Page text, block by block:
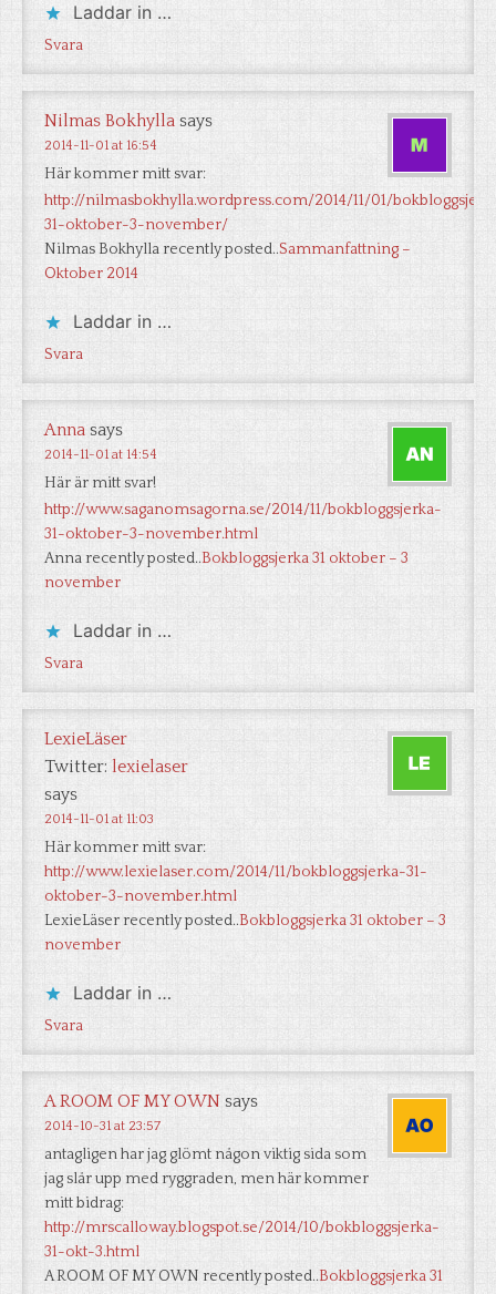
Laddar in …
Svara
Nilmas Bokhylla says
2014-11-01 at 16:54
Här kommer mitt svar:
http://nilmasbokhylla.wordpress.com/2014/11/01/
31-oktober-3-november/
Nilmas Bokhylla recently posted..Sammanfattning –
Oktober 2014
Laddar in …
Svara
Anna says
2014-11-01 at 14:54
Här är mitt svar!
http://www.saganomsagorna.se/2014/11/bokbloggsjerka-
31-oktober-3-november.html
Anna recently posted..Bokbloggsjerka 31 oktober – 3
november
Laddar in …
Svara
LexieLäser
Twitter: lexielaser
says
2014-11-01 at 11:03
Här kommer mitt svar:
http://www.lexielaser.com/2014/11/bokbloggsjerka-31-
oktober-3-november.html
LexieLäser recently posted..Bokbloggsjerka 31 oktober – 3
november
Laddar in …
Svara
A ROOM OF MY OWN says
2014-10-31 at 23:57
antagligen har jag glömt någon viktig sida som
jag slår upp med ryggraden, men här kommer
mitt bidrag:
http://mrscalloway.blogspot.se/2014/10/bokbloggsjerka-
31-okt-3.html
A ROOM OF MY OWN recently posted..Bokbloggsjerka 31